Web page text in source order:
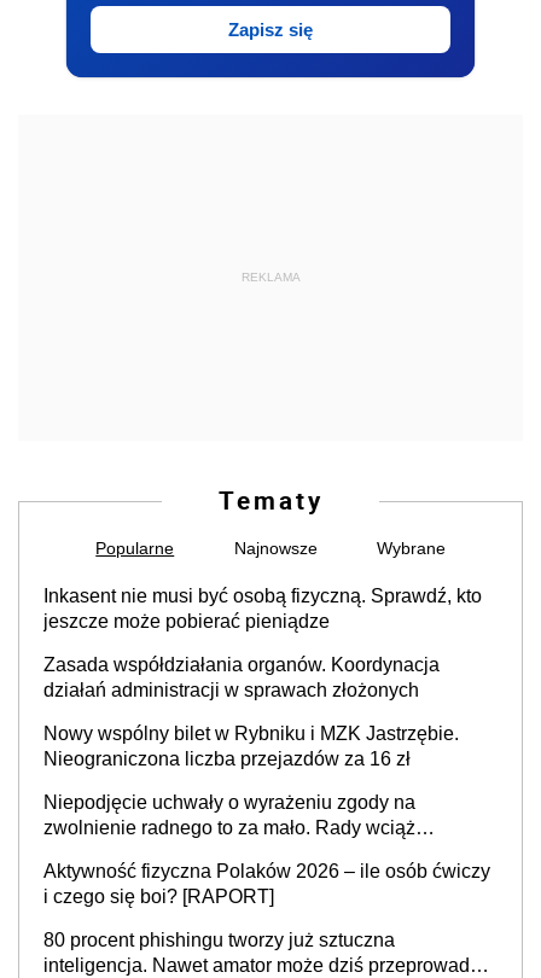
Zapisz się
REKLAMA
Tematy
Popularne Najnowsze Wybrane
Inkasent nie musi być osobą fizyczną. Sprawdź, kto
jeszcze może pobierać pieniądze
Zasada współdziałania organów. Koordynacja
działań administracji w sprawach złożonych
Nowy wspólny bilet w Rybniku i MZK Jastrzębie.
Nieograniczona liczba przejazdów za 16 zł
Niepodjęcie uchwały o wyrażeniu zgody na
zwolnienie radnego to za mało. Rady wciąż
sprawy
Aktywność fizyczna Polaków 2026 – ile osób ćwiczy
i czego się boi? [RAPORT]
80 procent phishingu tworzy już sztuczna
inteligencja. Nawet amator może dziś przeprowadzić